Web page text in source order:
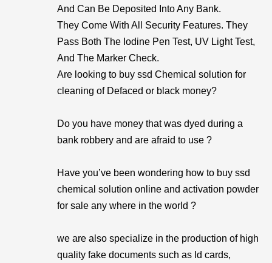
And Can Be Deposited Into Any Bank.
They Come With All Security Features. They
Pass Both The Iodine Pen Test, UV Light Test,
And The Marker Check.
Are looking to buy ssd Chemical solution for
cleaning of Defaced or black money?
Do you have money that was dyed during a
bank robbery and are afraid to use ?
Have you’ve been wondering how to buy ssd
chemical solution online and activation powder
for sale any where in the world ?
we are also specialize in the production of high
quality fake documents such as Id cards,